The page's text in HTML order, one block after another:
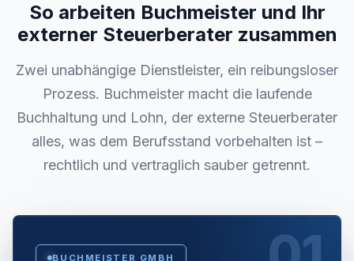
So arbeiten Buchmeister und Ihr
externer Steuerberater zusammen
Zwei unabhängige Dienstleister, ein reibungsloser
Prozess. Buchmeister macht die laufende
Buchhaltung und Lohn, der externe Steuerberater
alles, was dem Berufsstand vorbehalten ist –
rechtlich und vertraglich sauber getrennt.
BUCHMEISTER GMBH